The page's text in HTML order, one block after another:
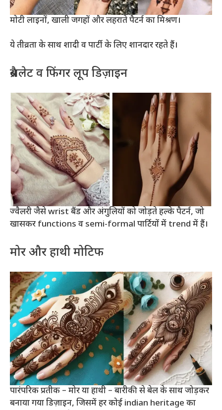
मोटी लाइनों, खाली जगहों और लहराते पैटर्न का मिश्रण।
ये तीव्रता के साथ शादी व पार्टी के लिए शानदार रहते हैं।
ब्रैसलेट व फिंगर लूप डिज़ाइन
ज्वैलरी जैसे wrist बैंड और अंगुलियों को जोड़ते हल्के पैटर्न, जो
खासकर functions व semi-formal पार्टियों में trend में हैं।
मोर और हाथी मोटिफ
पारंपरिक प्रतीक – मोर या हाथी – बारीकी से बेल के साथ जोड़कर
बनाया गया डिज़ाइन, जिसमें हर कोई indian heritage का